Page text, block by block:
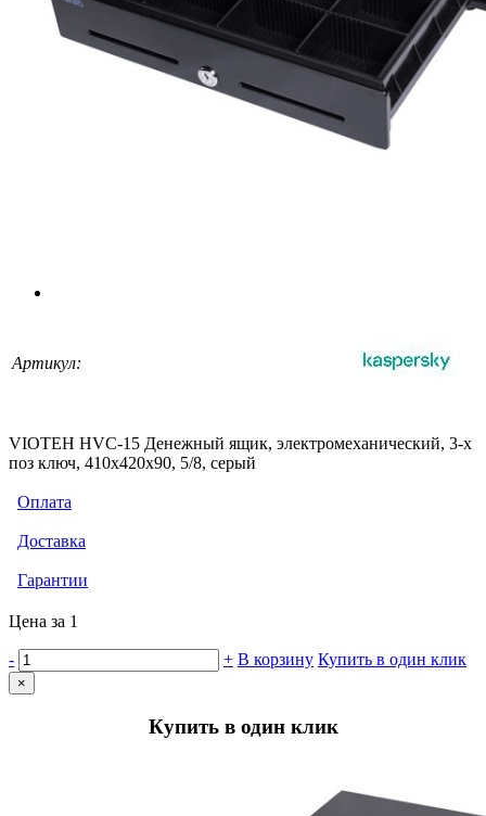
Артикул:
VIOTEH HVC-15 Денежный ящик, электромеханический, 3-х
поз ключ, 410х420х90, 5/8, серый
Оплата
Доставка
Гарантии
Цена за 1
- + В корзину Купить в один клик
×
Купить в один клик